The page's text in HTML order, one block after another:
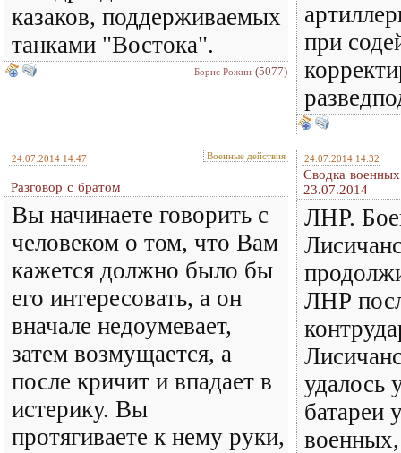
казаков, поддерживаемых
танками "Востока".
Борис Рожин (5077)
при
24.07.2014 14:47 Военные действия
Разговор с братом
Вы начинаете говорить с
человеком о том, что Вам
кажется должно было бы
его интересовать, а он
вначале недоумевает,
затем возмущается, а
после кричит и впадает в
истерику. Вы
протягиваете к нему руки,
24.07.2014 14:32
Сводка
23.07.2014
ЛНР.
ЛНР
удалось
батареи
военных,